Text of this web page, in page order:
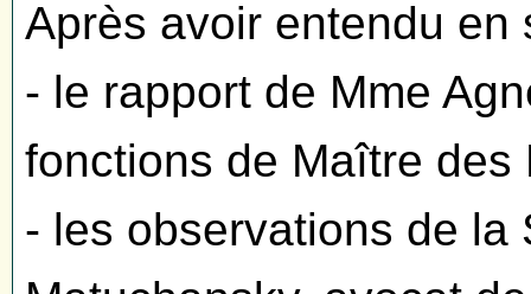
Après avoir entendu en
- le rapport de Mme
fonctions de Maître des
- les observations de la